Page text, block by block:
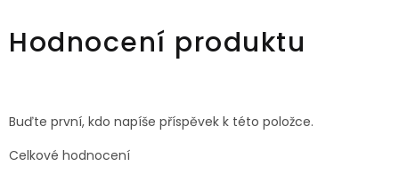
Hodnocení produktu
Buďte první, kdo napíše příspěvek k této položce.
Celkové hodnocení